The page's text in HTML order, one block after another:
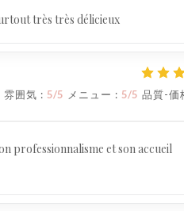
très très délicieux
雰囲気 : 5/5 メニュー : 5/5 品質-価
professionnalisme et son accueil